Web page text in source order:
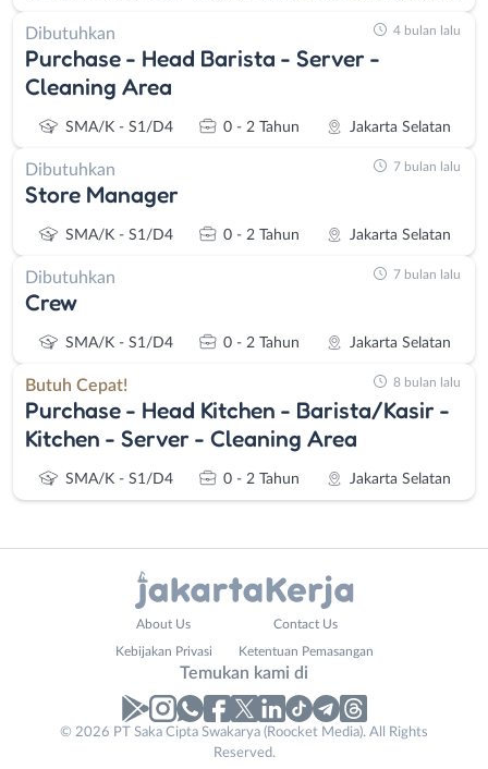
Dibutuhkan
Purchase - Head Barista - Server -
Cleaning Area
SMA/K - S1/D4 0 - 2 Tahun Jakarta Selatan
4 bulan lalu
Dibutuhkan
Store Manager
SMA/K - S1/D4 0 - 2 Tahun Jakarta Selatan
7 bulan lalu
Dibutuhkan
Crew
SMA/K - S1/D4 0 - 2 Tahun Jakarta Selatan
7 bulan lalu
Butuh Cepat!
Purchase - Head Kitchen - Barista/Kasir -
Kitchen - Server - Cleaning Area
SMA/K - S1/D4 0 - 2 Tahun Jakarta Selatan
8 bulan lalu
About Us Contact Us
Kebijakan Privasi Ketentuan Pemasangan
Temukan kami di
© 2026 PT Saka Cipta Swakarya (Roocket Media). All Rights
Reserved.